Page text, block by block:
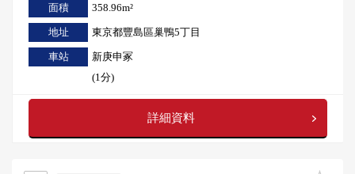
面積
358.96m²
地址 東京都豐島區巢鴨5丁目
車站
新庚申冢
(1分)
詳細資料